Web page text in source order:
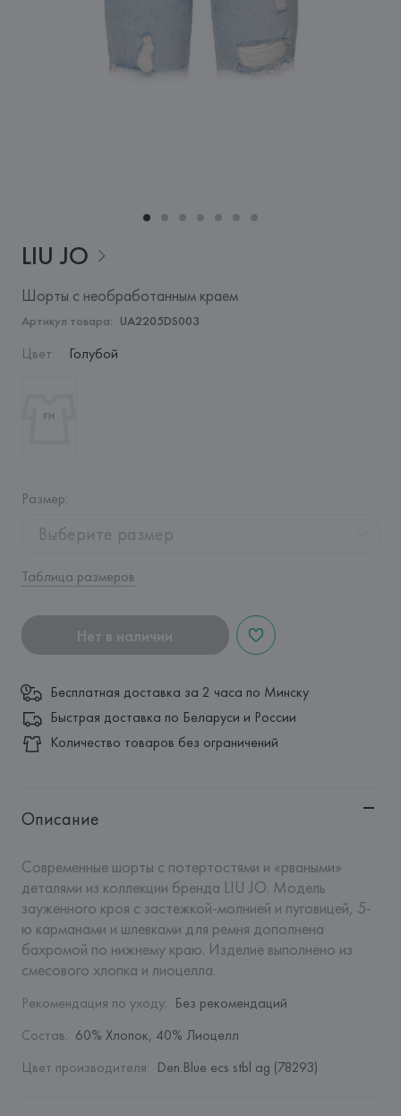
LIU JO
Шорты с необработанным краем
Артикул товара: UA2205DS003
Цвет: Голубой
Размер:
Выберите размер
Таблица размеров
Нет в наличии
Бесплатная доставка за 2 часа по Минску
Быстрая доставка по Беларуси и России
Количество товаров без ограничений
Описание
Современные шорты с потертостями и «рваными»
деталями из коллекции бренда LIU JO. Модель
зауженного кроя с застежкой-молнией и пуговицей, 5-
ю карманами и шлевками для ремня дополнена
бахромой по нижнему краю. Изделие выполнено из
смесового хлопка и лиоцелла.
Рекомендация по уходу: Без рекомендаций
Состав: 60% Хлопок, 40% Лиоцелл
Цвет производителя: Den.Blue ecs stbl ag (78293)